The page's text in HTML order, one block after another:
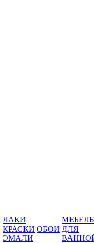
ЛАКИ
КРАСКИ
ЭМАЛИ
ОБОИ
МЕБЕЛЬ
ДЛЯ